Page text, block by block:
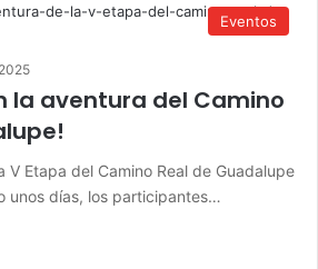
Eventos
la aventura del Camino
V Etapa del Camino Real de Guadalupe
unos días, los participantes…